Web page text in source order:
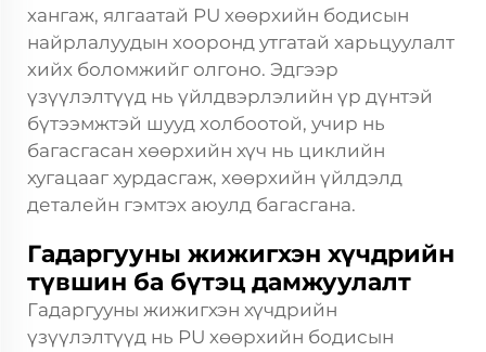
хангаж, ялгаатай PU хөөрхийн бодисын
найрлалуудын хооронд утгатай харьцуулалт
хийх боломжийг олгоно. Эдгээр
үзүүлэлтүүд нь үйлдвэрлэлийн үр дүнтэй
бүтээмжтэй шууд холбоотой, учир нь
багасгасан хөөрхийн хүч нь циклийн
хугацааг хурдасгаж, хөөрхийн үйлдэлд
деталейн гэмтэх аюулд багасгана.
Гадаргууны жижигхэн хүчдрийн
түвшин ба бүтэц дамжуулалт
Гадаргууны жижигхэн хүчдрийн
үзүүлэлтүүд нь PU хөөрхийн бодисын